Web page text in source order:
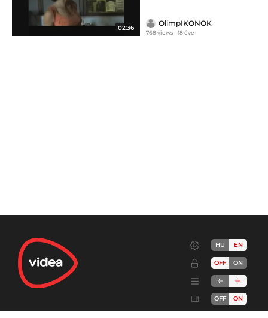
02:36
OlimpIKONOK
768 views 18 éve
HU EN
OFF ON
OFF ON